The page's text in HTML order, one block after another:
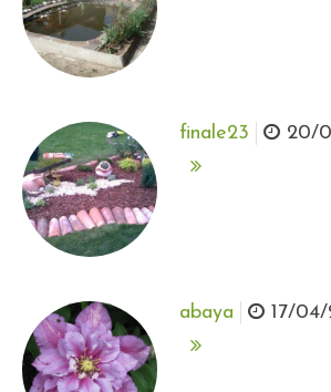
finale23 20/
abaya 17/